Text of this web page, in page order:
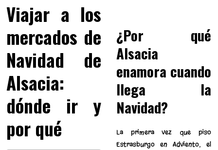
Viajar a los
mercados de
Navidad de
Alsacia:
dónde ir y
por qué
¿Por qué
Alsacia
enamora cuando
llega la
Navidad?
La primera vez que piso
Estrasburgo en Adviento, el